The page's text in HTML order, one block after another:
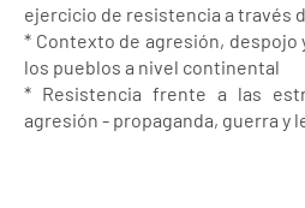
ejercicio de resistencia a través
* Contexto de agresión,
los pueblos a nivel continental
* Resistencia frente a las
agresión - propaganda, guerra y